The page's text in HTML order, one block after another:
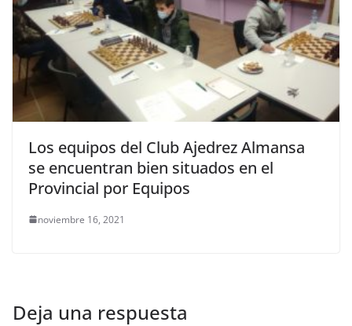
Los equipos del Club Ajedrez Almansa
se encuentran bien situados en el
Provincial por Equipos
noviembre 16, 2021
Deja una respuesta